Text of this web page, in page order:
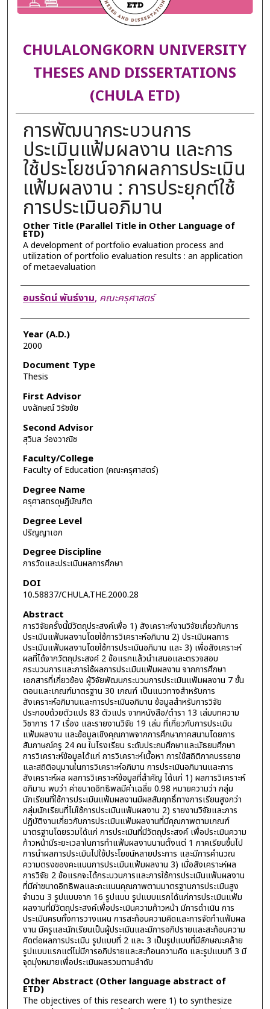
CHULALONGKORN UNIVERSITY
THESES AND DISSERTATIONS
(CHULA ETD)
การพัฒนากระบวนการ
ประเมินแฟ้มผลงาน และการ
ใช้ประโยชน์จากผลการประเมิน
แฟ้มผลงาน : การประยุกต์ใช้
การประเมินอภิมาน
Other Title (Parallel Title in Other Language of
ETD)
A development of portfolio evaluation process and
utilization of portfolio evaluation results : an application
of metaevaluation
Author
อมรรัตน์ พันธ์งาม, คณะครุศาสตร์
Year (A.D.)
2000
Document Type
Thesis
First Advisor
นงลักษณ์ วิรัชชัย
Second Advisor
สุวิมล ว่องวาณิช
Faculty/College
Faculty of Education (คณะครุศาสตร์)
Degree Name
ครุศาสตรดุษฎีบัณฑิต
Degree Level
ปริญญาเอก
Degree Discipline
การวัดและประเมินผลการศึกษา
DOI
10.58837/CHULA.THE.2000.28
Abstract
การวิจัยครั้งนี้มีวัตถุประสงค์เพื่อ 1) สังเคราะห์งานวิจัยเกี่ยวกับการ
ประเมินแฟ้มผลงานโดยใช้การวิเคราะห์อภิมาน 2) ประเมินผลการ
ประเมินแฟ้มผลงานโดยใช้การประเมินอภิมาน และ 3) เพื่อสังเคราะห์
ผลที่ได้จากวัตถุประสงค์ 2 ข้อแรกแล้วนำเสนอและตรวจสอบ
กระบวนการและการใช้ผลการประเมินแฟ้มผลงาน จากการศึกษา
เอกสารที่เกี่ยวข้อง ผู้วิจัยพัฒนกระบวนการประเมินแฟ้มผลงาน 7 ขั้น
ตอนและเกณฑ์มาตรฐาน 30 เกณฑ์ เป็นแนวทางสำหรับการ
สังเคราะห์อภิมานและการประเมินอภิมาน ข้อมูลสำหรับการวิจัย
ประกอบด้วยตัวแปร 83 ตัวแปร จากหนังสือ/ตำรา 13 เล่มบทความ
วิชาการ 17 เรื่อง และรายงานวิจัย 19 เล่ม ที่เกี่ยวกับการประเมิน
แฟ้มผลงาน และข้อมูลเชิงคุณภาพจากการศึกษาภาคสนามโดยการ
สัมภาษณ์ครู 24 คน ในโรงเรียน ระดับประถมศึกษาและมัธยมศึกษา
การวิเคราะห์ข้อมูลได้แก่ การวิเคราะห์เนื้อหา การใช้สถิติภาคบรรยาย
และสถิติอนุมานในการวิเคราะห์อภิมาน การประเมินอภิมานและการ
สังเคราะห์ผล ผลการวิเคราะห์ข้อมูลที่สำคัญ ได้แก่ 1) ผลการวิเคราะห์
อภิมาน พบว่า ค่าขนาดอิทธิพลมีค่าเฉลี่ย 0.98 หมายความว่า กลุ่ม
นักเรียนที่ใช้การประเมินแฟ้มผลงานมีผลสัมฤทธิ์ทางการเรียนสูงกว่า
กลุ่มนักเรียนที่ไม่ใช้การประเมินแฟ้มผลงาน 2) รายงานวิจัยและการ
ปฏิบัติงานเกี่ยวกับการประเมินแฟ้มผลงานที่มีคุณภาพตามเกณฑ์
มาตรฐานโดยรวมได้แก่ การประเมินที่มีวัตถุประสงค์ เพื่อประเมินความ
ก้าวหน้ามีระยะเวลาในการทำแฟ้มผลงานนานตั้งแต่ 1 ภาคเรียนขึ้นไป
การนำผลการประเมินไปใช้ประโยชน์หลายประการ และมีการคำนวณ
ความตรงของคะแนนการประเมินแฟ้มผลงาน 3) เมื่อสังเคราะห์ผล
การวิจัย 2 ข้อแรกจะได้กระบวนการและการใช้การประเมินแฟ้มผลงาน
ที่มีค่าขนาดอิทธิพลและคะแนนคุณภาพตามมาตรฐานการประเมินสูง
จำนวน 3 รูปแบบจาก 16 รูปแบบ รูปแบบแรกได้แก่การประเมินแฟ้ม
ผลงานที่มีวัตถุประสงค์เพื่อประเมินความก้าวหน้า มีการดำเนิน การ
ประเมินครบทั้งการวางแผน การสะท้อนความคิดและการจัดทำแฟ้มผล
งาน มีครูและนักเรียนเป็นผู้ประเมินและมีการอภิปรายและสะท้อนความ
คิดต่อผลการประเมิน รูปแบบที่ 2 และ 3 เป็นรูปแบบที่มีลักษณะคล้าย
รูปแบบแรกแต่ไม่มีการอภิปรายและสะท้อนความคิด และรูปแบบที 3 มี
จุดมุ่งหมายเพื่อประเมินผลรวมตามลำดับ
Other Abstract (Other language abstract of
ETD)
The objectives of this research were 1) to synthesize